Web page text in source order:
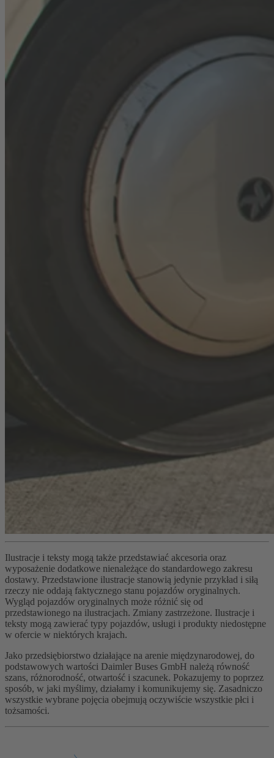
Ilustracje i teksty mogą także przedstawiać akcesoria oraz
wyposażenie dodatkowe nienależące do standardowego zakresu
dostawy. Przedstawione ilustracje stanowią jedynie przykład i siłą
rzeczy nie oddają faktycznego stanu pojazdów oryginalnych.
Wygląd pojazdów oryginalnych może różnić się od
przedstawionego na ilustracjach. Zmiany zastrzeżone. Ilustracje i
teksty mogą zawierać typy pojazdów, usługi i produkty niedostępne
w ofercie w niektórych krajach.
Jako przedsiębiorstwo działające na arenie międzynarodowej, do
podstawowych wartości Daimler Buses GmbH należą równość
szans, różnorodność, otwartość i szacunek. Pokazujemy to poprzez
sposób, w jaki myślimy, działamy i komunikujemy się. Zasadniczo
wszystkie wybrane pojęcia obejmują oczywiście wszystkie płci i
tożsamości.